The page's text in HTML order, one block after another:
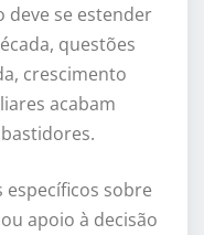
se estender
questões
crescimento
acabam
específicos sobre
apoio à decisão